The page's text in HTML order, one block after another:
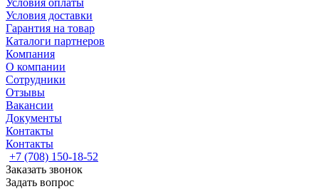
Условия оплаты
Условия доставки
Гарантия на товар
Каталоги партнеров
Компания
О компании
Сотрудники
Отзывы
Вакансии
Документы
Контакты
Контакты
+7 (708) 150-18-52
Заказать звонок
Задать вопрос